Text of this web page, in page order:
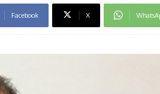
Facebook X